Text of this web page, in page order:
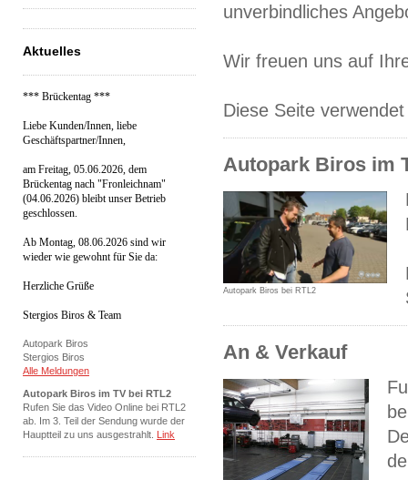
unverbindliches
Wir freuen uns auf
Diese Seite
Autopark Biros im
Autopark Biros bei RTL2
An & Verkauf
Aktuelles
*** Brückentag ***
Liebe Kunden/Innen, liebe
Geschäftspartner/Innen,
am Freitag, 05.06.2026, dem
Brückentag nach "Fronleichnam"
(04.06.2026) bleibt unser Betrieb
geschlossen.
Ab Montag, 08.06.2026 sind wir
wieder wie gewohnt für Sie da:
Herzliche Grüße
Stergios Biros & Team
Autopark Biros
Stergios Biros
Alle Meldungen
Autopark Biros im TV bei RTL2
Rufen Sie das Video Online bei RTL2
ab. Im 3. Teil der Sendung wurde der
Hauptteil zu uns ausgestrahlt. Link